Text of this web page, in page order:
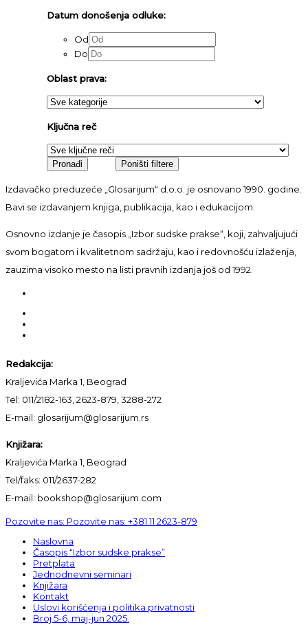
Datum donošenja odluke:
Od
Do
Oblast prava:
Ključna reč
Izdavačko preduzeće „Glosarijum“ d.o.o. je osnovano 1990. godine.
Bavi se izdavanjem knjiga, publikacija, kao i edukacijom.
Osnovno izdanje je časopis „Izbor sudske prakse“, koji, zahvaljujući
svom bogatom i kvalitetnom sadržaju, kao i redovnošću izlaženja,
zauzima visoko mesto na listi pravnih izdanja još od 1992.
Redakcija:
Kraljevića Marka 1, Beograd
Tel: 011/2182-163, 2623-879, 3288-272
E-mail: glosarijum@glosarijum.rs
Knjižara:
Kraljevića Marka 1, Beograd
Tel/faks: 011/2637-282
E-mail: bookshop@glosarijum.com
Pozovite nas: Pozovite nas: +381 11 2623-879
Naslovna
Časopis “Izbor sudske prakse”
Pretplata
Jednodnevni seminari
Knjižara
Kontakt
Uslovi korišćenja i politika privatnosti
Broj 5-6, maj-jun 2025.